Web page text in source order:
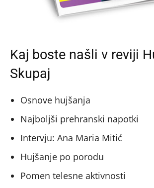
Kaj boste našli v reviji
Skupaj
Osnove hujšanja
Najboljši prehranski napotki
Intervju: Ana Maria Mitić
Hujšanje po porodu
Pomen telesne aktivnosti